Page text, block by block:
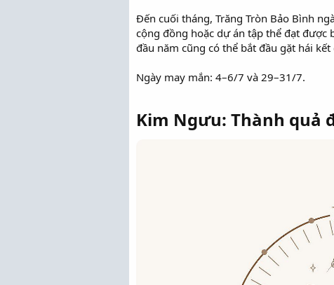
Đến cuối tháng, Trăng Tròn Bảo Bình
cộng đồng hoặc dự án tập thể đạt được
đầu năm cũng có thể bắt đầu gặt hái kết
Ngày may mắn: 4–6/7 và 29–31/7.
Kim Ngưu: Thành quả